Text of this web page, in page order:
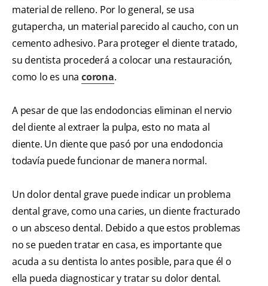
material de relleno. Por lo general, se usa
gutapercha, un material parecido al caucho, con un
cemento adhesivo. Para proteger el diente tratado,
su dentista procederá a colocar una restauración,
como lo es unacorona.
A pesar de que las endodoncias eliminan el nervio
del diente al extraer la pulpa, esto no mata al
diente. Un diente que pasó por una endodoncia
todavía puede funcionar de manera normal.
Un dolor dental grave puede indicar un problema
dental grave, como una caries, un diente fracturado
o un absceso dental. Debido a que estos problemas
no se pueden tratar en casa, es importante que
acuda a su dentista lo antes posible, para que él o
ella pueda diagnosticar y tratar su dolor dental.